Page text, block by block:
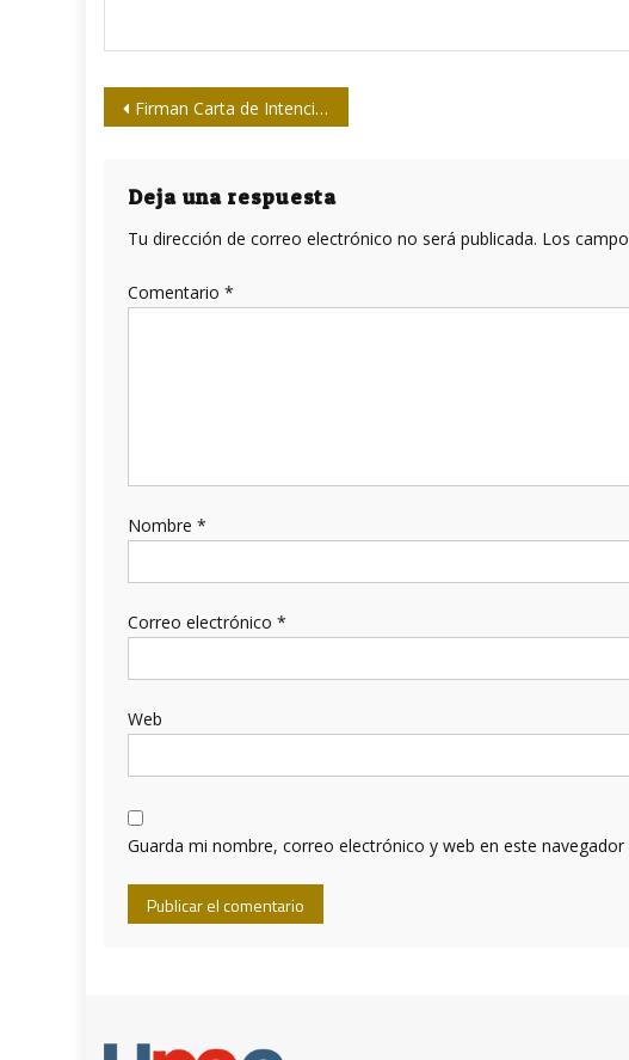
Navegación
entradas
Firman Carta de Intención Colegio de Periodistas del Perú y la Upec
Deja una respuesta
Tu dirección de correo electrónico no será publicada. Los
Comentario *
Nombre *
Correo electrónico *
Web
Guarda mi nombre, correo electrónico y web en este